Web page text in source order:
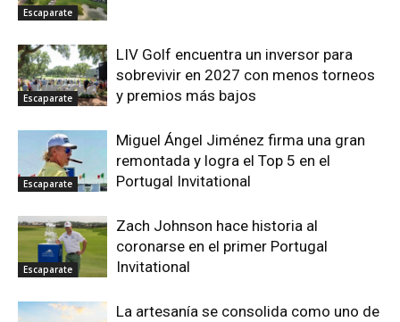
Escaparate
Escaparate
LIV Golf encuentra un inversor para
sobrevivir en 2027 con menos torneos
y premios más bajos
Escaparate
Miguel Ángel Jiménez firma una gran
remontada y logra el Top 5 en el
Portugal Invitational
Escaparate
Zach Johnson hace historia al
coronarse en el primer Portugal
Invitational
La artesanía se consolida como uno de